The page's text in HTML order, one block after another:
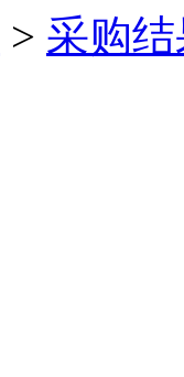
> 采购